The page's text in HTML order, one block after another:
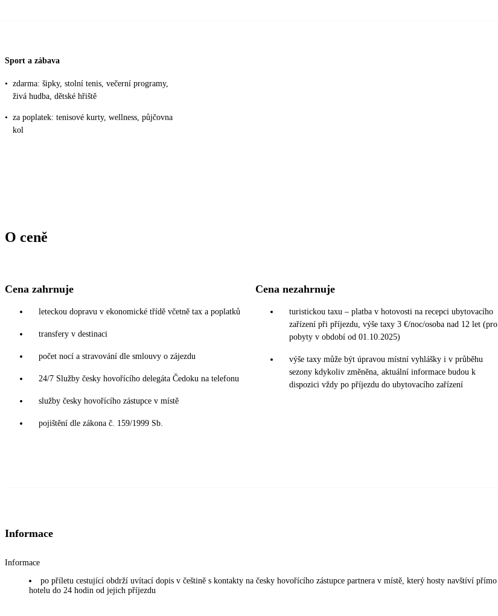
Sport a zábava
• zdarma: šipky, stolní tenis, večerní programy,
živá hudba, dětské hřiště
• za poplatek: tenisové kurty, wellness, půjčovna
kol
O ceně
Cena zahrnuje
leteckou dopravu v ekonomické třídě včetně tax a poplatků
transfery v destinaci
počet nocí a stravování dle smlouvy o zájezdu
24/7 Služby česky hovořícího delegáta Čedoku na telefonu
služby česky hovořícího zástupce v místě
pojištění dle zákona č. 159/1999 Sb.
Cena nezahrnuje
turistickou taxu – platba v hotovosti na recepci ubytovacího
zařízení při příjezdu, výše taxy 3 €/noc/osoba nad 12 let (pro
pobyty v období od 01.10.2025)
výše taxy může být úpravou místní vyhlášky i v průběhu
sezony kdykoliv změněna, aktuální informace budou k
dispozici vždy po příjezdu do ubytovacího zařízení
Informace
Informace
po příletu cestující obdrží uvítací dopis v češtině s kontakty na česky hovořícího zástupce partnera v místě, který hosty navštíví
hotelu do 24 hodin od jejich příjezdu